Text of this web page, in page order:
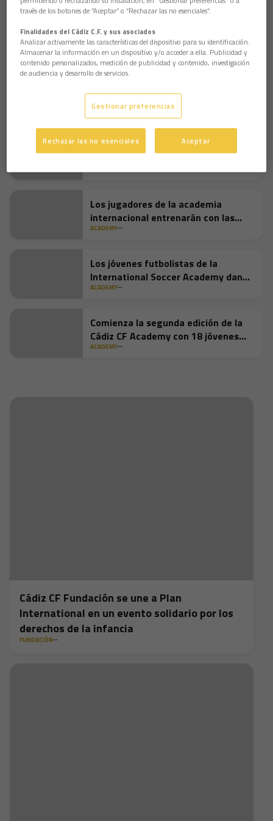
técnicas y la dedicación que la empresa emplea para
garantizar la calidad y frescura de sus productos, que
se distribuyen en más de 25 países en todo el mundo.
La visita proporcionó a los jugadores una experiencia
única, enriqueciendo su conocimiento sobre la
industria local y fortaleciendo los lazos entre el club y
Fotografías de la visita a Petaca Chico.
La Academia Internacional del Cádiz
CF compite al más alto nivel en
Múnich
Los jugadores de la academia
internacional entrenarán con las
distintas plantillas de la cantera
ACADEMY
Los jóvenes futbolistas de la
International Soccer Academy dan
inicio a la temporada en Europa
ACADEMY
Comienza la segunda edición de la
Cádiz CF Academy con 18 jóvenes
americanos
ACADEMY
Cádiz CF Fundación se une a Plan
International en un evento solidario por los
derechos de la infancia
FUNDACIÓN
través de los botones de “Aceptar” o “Rechazar las no esenciales”.
Finalidades del Cádiz C.F. y sus asociados
Analizar activamente las características del dispositivo para su identificación.
Almacenar la información en un dispositivo y/o acceder a ella. Publicidad y
contenido personalizados, medición de publicidad y contenido, investigación
de audiencia y desarrollo de servicios.
Gestionar preferencias
Rechazar las no esenciales Aceptar